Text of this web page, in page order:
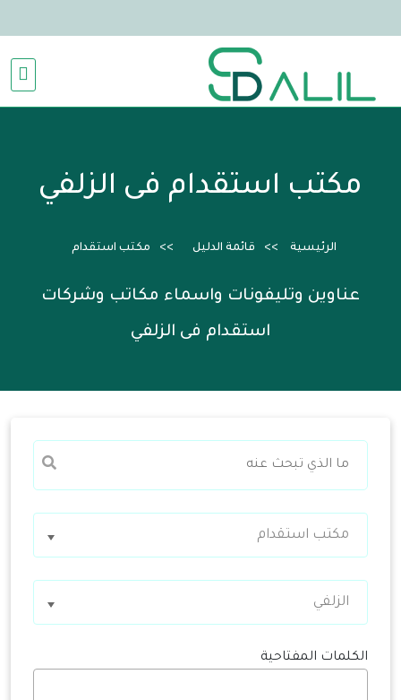
مكتب استقدام فى الزلفي
الرئيسية قائمة الدليل مكتب استقدام
عناوين وتليفونات واسماء مكاتب وشركات
استقدام فى الزلفي
مكتب استقدام
الزلفي
الكلمات المفتاحية